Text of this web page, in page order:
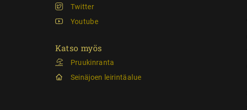
Twitter
Youtube
Katso myös
Pruukinranta
Seinäjoen leirintäalue